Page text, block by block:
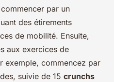
par un
des étirements
de mobilité. Ensuite,
aux exercices de
exemple, commencez par
suivie de 15 crunchs